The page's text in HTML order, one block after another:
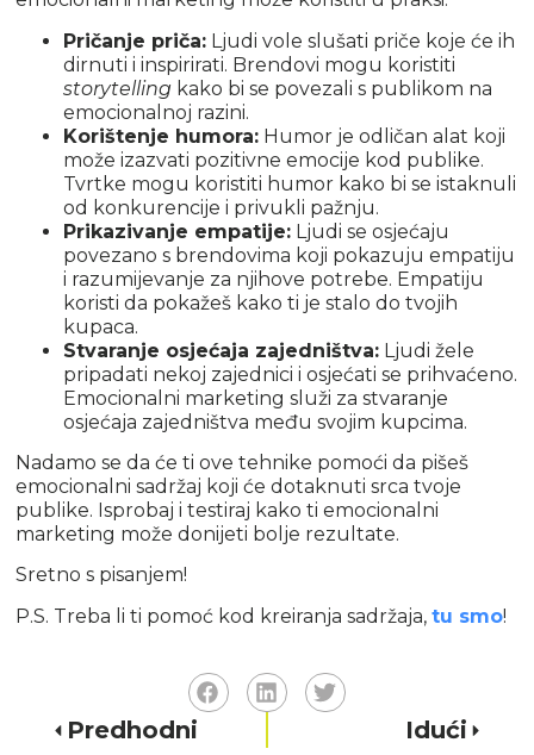
Pričanje priča: Ljudi vole slušati priče koje će ih
dirnuti i inspirirati. Brendovi mogu koristiti
storytelling kako bi se povezali s publikom na
emocionalnoj razini.
Korištenje humora: Humor je odličan alat koji
može izazvati pozitivne emocije kod publike.
Tvrtke mogu koristiti humor kako bi se istaknuli
od konkurencije i privukli pažnju.
Prikazivanje empatije: Ljudi se osjećaju
povezano s brendovima koji pokazuju empatiju
i razumijevanje za njihove potrebe. Empatiju
koristi da pokažeš kako ti je stalo do tvojih
kupaca.
Stvaranje osjećaja zajedništva: Ljudi žele
pripadati nekoj zajednici i osjećati se prihvaćeno.
Emocionalni marketing služi za stvaranje
osjećaja zajedništva među svojim kupcima.
Nadamo se da će ti ove tehnike pomoći da pišeš
emocionalni sadržaj koji će dotaknuti srca tvoje
publike. Isprobaj i testiraj kako ti emocionalni
marketing može donijeti bolje rezultate.
Sretno s pisanjem!
P.S. Treba li ti pomoć kod kreiranja sadržaja,tu smo!
Predhodni Idući